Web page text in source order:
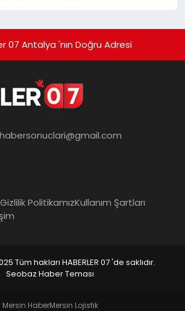
07 Antalya 'nın Doğru Adresi
habersonuclari@gmail.com
Gizlilik PolitikamızKullanım Şartları
Tüm hakları HABERLER 07 'de saklıdır.
Seobaz Haber Teması
Mersin HaberMersin Lojistik